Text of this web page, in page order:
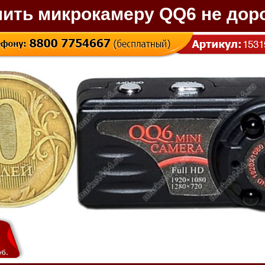
микрокамеру QQ6 не